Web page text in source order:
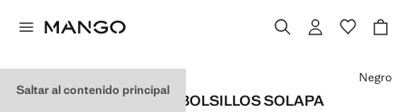
Saltar al contenido principal
BLAZER TRAJE RECTA BOLSILLOS SOLAPA
Selecciona un color
Negro